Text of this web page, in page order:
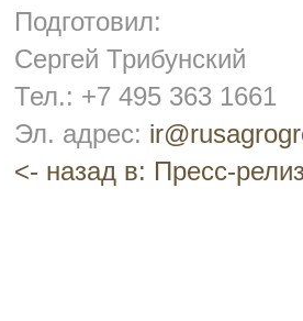
Подготовил:
Сергей Трибунский
Тел.: +7 495 363 1661
Эл. адрес: ir@
<- назад в: Пресс-